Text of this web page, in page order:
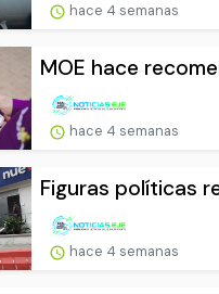
hace 4 semanas
MOE hace
hace 4 semanas
Figuras políticas
hace 4 semanas